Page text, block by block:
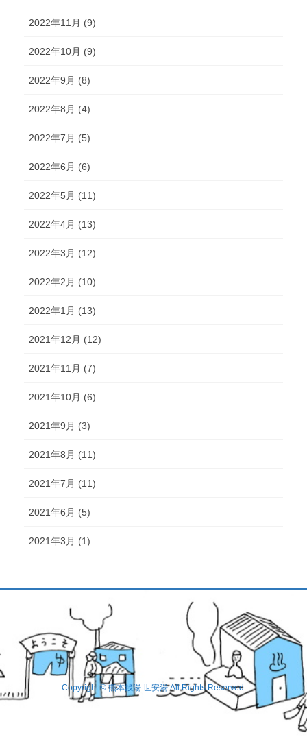
2022年11月 (9)
2022年10月 (9)
2022年9月 (8)
2022年8月 (4)
2022年7月 (5)
2022年6月 (6)
2022年5月 (11)
2022年4月 (13)
2022年3月 (12)
2022年2月 (10)
2022年1月 (13)
2021年12月 (12)
2021年11月 (7)
2021年10月 (6)
2021年9月 (3)
2021年8月 (11)
2021年7月 (11)
2021年6月 (5)
2021年3月 (1)
Copyright © 熊本銭湯 世安湯 All Rights Reserved.